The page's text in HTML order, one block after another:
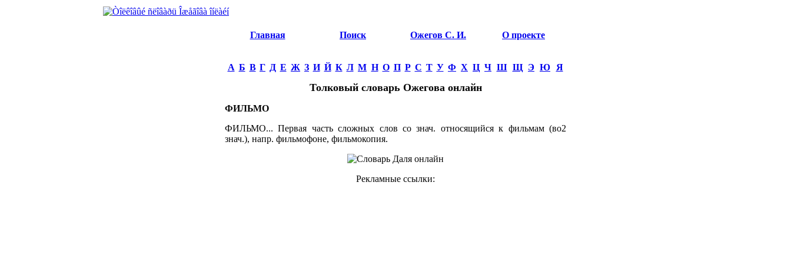
Главная Поиск Ожегов С. И. О проекте
А Б В Г Д Е Ж З И Й К Л М Н О П Р С Т У Ф Х Ц Ч Ш Щ Э Ю Я
Толковый словарь Ожегова онлайн
ФИЛЬМО
ФИЛЬМО... Первая часть сложных слов со знач. относящийся к фильмам (во2
знач.), напр. фильмофоне, фильмокопия.
Рекламные ссылки: